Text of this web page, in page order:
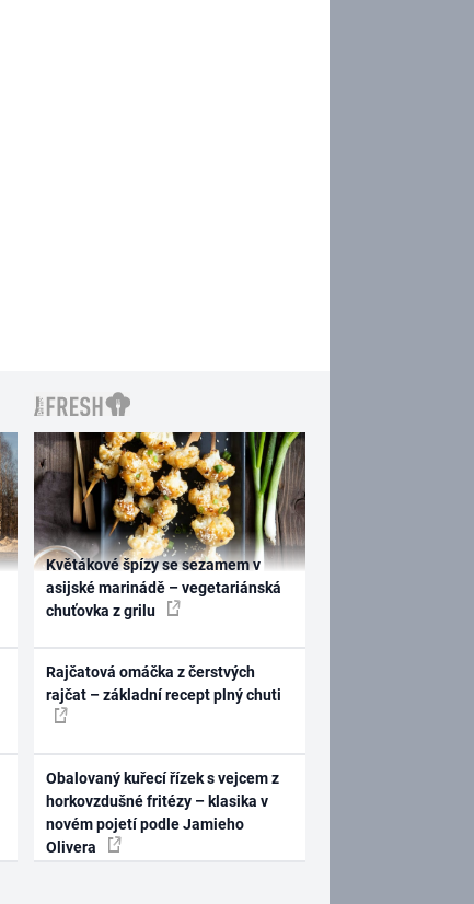
Květákové špízy se sezamem v
asijské marinádě – vegetariánská
chuťovka z grilu
Rajčatová omáčka z čerstvých
rajčat – základní recept plný chuti
Obalovaný kuřecí řízek s vejcem z
horkovzdušné fritézy – klasika v
novém pojetí podle Jamieho
Olivera